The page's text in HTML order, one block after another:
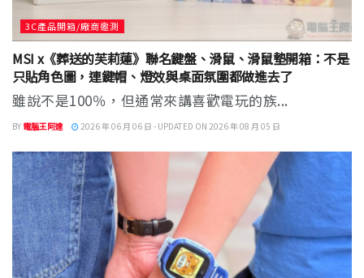
3C產品開箱/廠商邀測
MSI x《葬送的芙莉蓮》聯名鍵盤、滑鼠、滑鼠墊開箱：不是
只貼角色圖，連鍵帽、燈效與桌面氛圍都做進去了
雖說不是100％，但通常來講喜歡電玩的族...
BY 電腦王阿達 2026 年 06 月 06 日 - UPDATED ON 2026 年 08 月 05 日